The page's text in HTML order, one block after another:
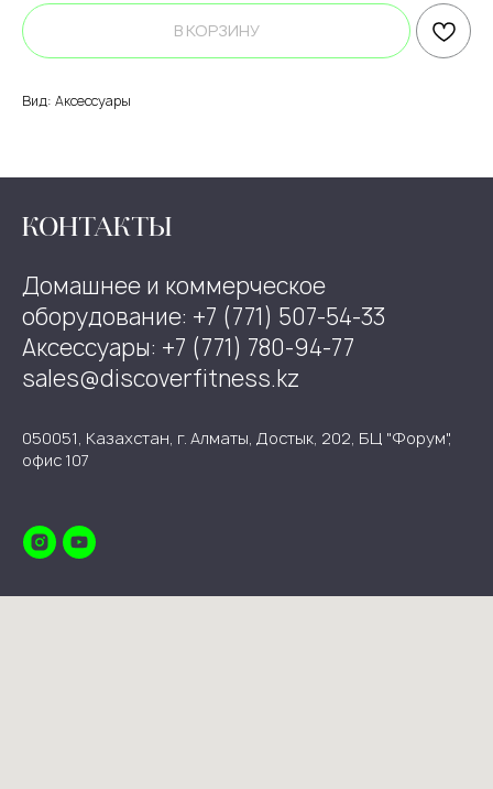
В КОРЗИНУ
Вид: Аксессуары
КОНТАКТЫ
Домашнее и коммерческое
оборудование: +7 (771) 507-54-33
Аксессуары: +7 (771) 780-94-77
sales@discoverfitness.kz
050051, Казахстан, г. Алматы, Достык, 202, БЦ "Форум",
офис 107